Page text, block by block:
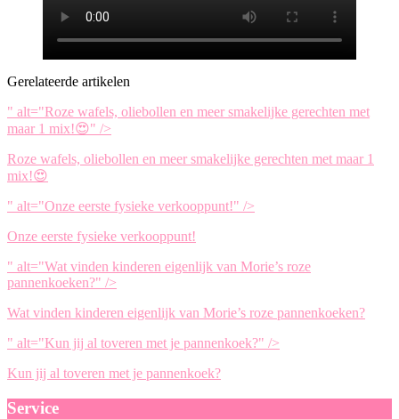
Gerelateerde artikelen
" alt="Roze wafels, oliebollen en meer smakelijke gerechten met
maar 1 mix!😍" />
Roze wafels, oliebollen en meer smakelijke gerechten met maar 1
mix!😍
" alt="Onze eerste fysieke verkooppunt!" />
Onze eerste fysieke verkooppunt!
" alt="Wat vinden kinderen eigenlijk van Morie’s roze
pannenkoeken?" />
Wat vinden kinderen eigenlijk van Morie’s roze pannenkoeken?
" alt="Kun jij al toveren met je pannenkoek?" />
Kun jij al toveren met je pannenkoek?
Service